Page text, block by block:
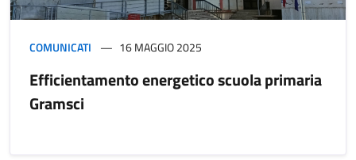
COMUNICATI 16 MAGGIO 2025
Efficientamento energetico scuola primaria
Gramsci